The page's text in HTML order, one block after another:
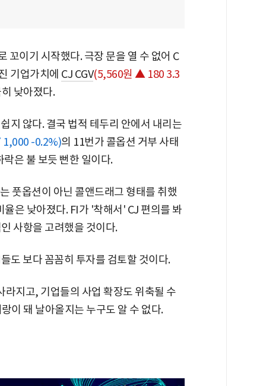
꼬이기 시작했다. 극장 문을 열 수 없어 C
기업가치에 CJ CGV(5,560원 ▲ 180 3.3
낮아졌다.
지 않다. 결국 법적 테두리 안에서 내리는
-0.2%)의 11번가 콜옵션 거부 사태
은 불 보듯 뻔한 일이다.
풋옵션이 아닌 콜앤드래그 형태를 취했
율은 낮아졌다. FI가 '착해서' CJ 편의를 봐
사항을 고려했을 것이다.
도 보다 꼼꼼히 투자를 검토할 것이다.
지고, 기업들의 사업 확장도 위축될 수
이 돼 날아올지는 누구도 알 수 없다.